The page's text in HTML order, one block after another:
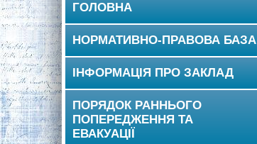
ГОЛОВНА
НОРМАТИВНО-ПРАВОВА БАЗА
ІНФОРМАЦІЯ ПРО ЗАКЛАД
ПОРЯДОК РАННЬОГО
ПОПЕРЕДЖЕННЯ ТА
ЕВАКУАЦІЇ